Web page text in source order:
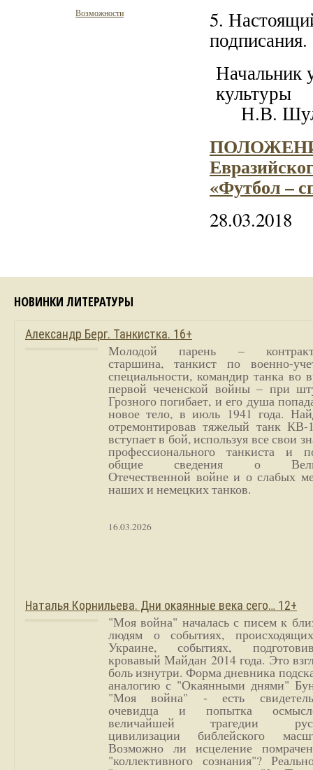
5.
подписания.
Начальник
Н.В.
ПОЛОЖЕНИЕ
«Футбол –
28.03.2018
Возможности
НОВИНКИ ЛИТЕРАТУРЫ
Александр Берг. Танкистка. 16+
Молодой парень –
старшина, танкист по военно-
специальности, командир танка во
первой чеченской войны – при
Грозного погибает, и его душа
новое тело, в июль 1941 года.
отремонтировав тяжелый танк
вступает в бой, используя все свои
профессионального танкиста и
общие сведения о
Отечественной войне и о слабых
наших и немецких танков.
16.03.2026
Наталья Корнильева. Дни окаянные века сего… 12+
"Моя война" началась с писем к
людям о событиях,
Украине, событиях,
кровавый Майдан 2014 года. Это
боль изнутри. Форма дневника
аналогию с "Окаянными днями"
"Моя война" - есть
очевидца и попытка
величайшей трагедии
цивилизации библейского
Возможно ли исцеление
"коллективного сознания"?